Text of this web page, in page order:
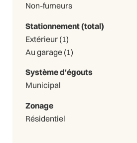
Non-fumeurs
Stationnement (total)
Extérieur (1)
Au garage (1)
Système d'égouts
Municipal
Zonage
Résidentiel